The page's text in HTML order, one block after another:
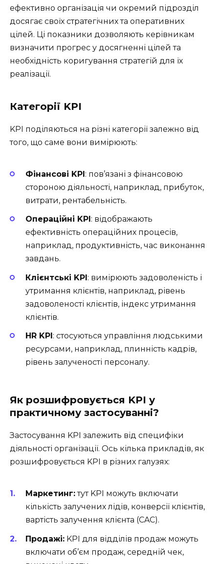
ефективно організація чи окремий підрозділ
досягає своїх стратегічних та оперативних
цілей. Ці показники дозволяють керівникам
визначити прогрес у досягненні цілей та
необхідність коригування стратегій для їх
реалізації.
Категорії KPI
KPI поділяються на різні категорії залежно від
того, що саме вони вимірюють:
Фінансові KPI : пов’язані з фінансовою
стороною діяльності, наприклад, прибуток,
витрати, рентабельність.
Операційні KPI : відображають
ефективність операційних процесів,
наприклад, продуктивність, час виконання
завдань.
Клієнтські KPI: вимірюють задоволеність і
утримання клієнтів, наприклад, рівень
задоволеності клієнтів, індекс утримання
клієнтів.
HR KPI: стосуються управління людськими
ресурсами, наприклад, плинність кадрів,
рівень залученості персоналу.
Як розшифровується KPI у
практичному застосуванні?
Застосування KPI залежить від специфіки
діяльності організації. Ось кілька прикладів, як
розшифровується KPI в різних галузях:
Маркетинг:тут KPI можуть включати
кількість залучених лідів, конверсії клієнтів,
вартість залучення клієнта (CAC).
Продажі: KPI для відділів продаж можуть
включати об’єм продаж, середній чек,